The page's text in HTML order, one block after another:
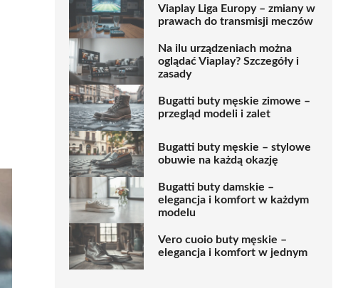
Viaplay Liga Europy – zmiany w
prawach do transmisji meczów
Na ilu urządzeniach można
oglądać Viaplay? Szczegóły i
zasady
Bugatti buty męskie zimowe –
przegląd modeli i zalet
Bugatti buty męskie – stylowe
obuwie na każdą okazję
Bugatti buty damskie –
elegancja i komfort w każdym
modelu
Vero cuoio buty męskie –
elegancja i komfort w jednym